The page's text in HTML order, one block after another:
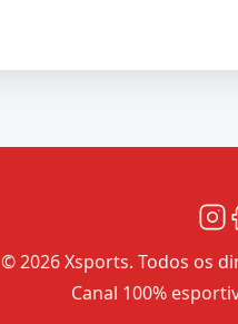
© 2026 Xsports. Todos os
Canal 100%